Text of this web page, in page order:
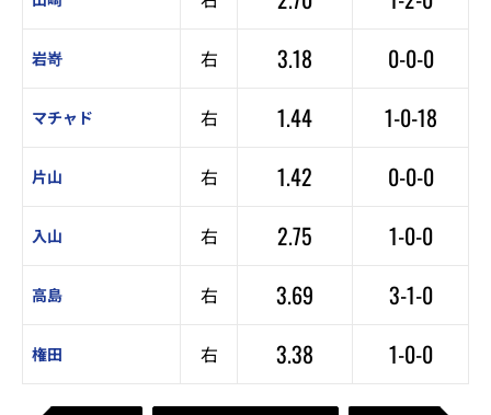
岩嵜 右 3.18 0-0-0
マチャド 右 1.44 1-0-18
片山 右 1.42 0-0-0
入山 右 2.75 1-0-0
高島 右 3.69 3-1-0
権田 右 3.38 1-0-0